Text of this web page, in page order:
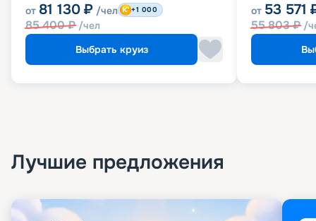
от 81 130 ₽ /чел
85 400₽ /чел
+1 000
Выбрать круиз
от 53 571
55 803₽ /
Лучшие предложения